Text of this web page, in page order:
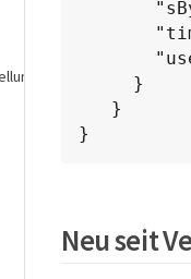
}
Neu seit